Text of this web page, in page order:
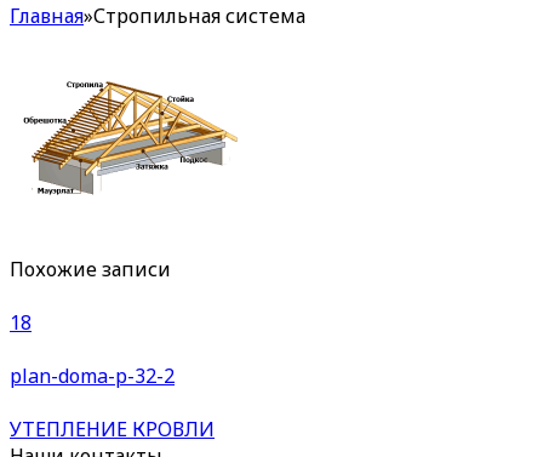
Главная»Стропильная система
Похожие записи
18
plan-doma-p-32-2
УТЕПЛЕНИЕ КРОВЛИ